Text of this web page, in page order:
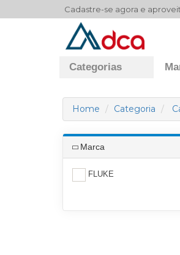
Cadastre-se agora e
Categorias
Home Categoria
Marca
FLUKE